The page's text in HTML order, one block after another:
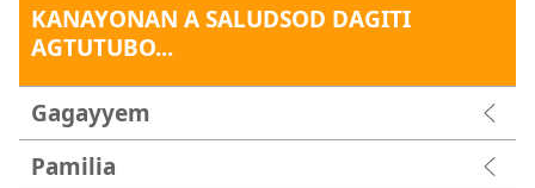
KANAYONAN A SALUDSOD DAGITI
AGTUTUBO...
Gagayyem
Pamilia